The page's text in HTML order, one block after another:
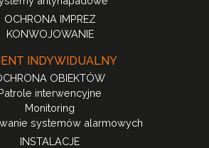
OCHRONA IMPREZ
KONWOJOWANIE
INDYWIDUALNY
OBIEKTÓW
interwencyjne
Monitoring
systemów alarmowych
INSTALACJE